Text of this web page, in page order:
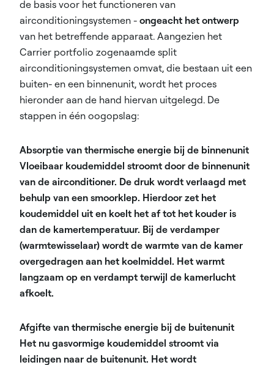
de basis voor het functioneren van
airconditioningsystemen - ongeacht het ontwerp
van het betreffende apparaat. Aangezien het
Carrier portfolio zogenaamde split
airconditioningsystemen omvat, die bestaan uit een
buiten- en een binnenunit, wordt het proces
hieronder aan de hand hiervan uitgelegd. De
stappen in één oogopslag:
Absorptie van thermische energie bij de binnenunit
Vloeibaar koudemiddel stroomt door de binnenunit
van de airconditioner. De druk wordt verlaagd met
behulp van een smoorklep. Hierdoor zet het
koudemiddel uit en koelt het af tot het kouder is
dan de kamertemperatuur. Bij de verdamper
(warmtewisselaar) wordt de warmte van de kamer
overgedragen aan het koelmiddel. Het warmt
langzaam op en verdampt terwijl de kamerlucht
afkoelt.
Afgifte van thermische energie bij de buitenunit
Het nu gasvormige koudemiddel stroomt via
leidingen naar de buitenunit. Het wordt